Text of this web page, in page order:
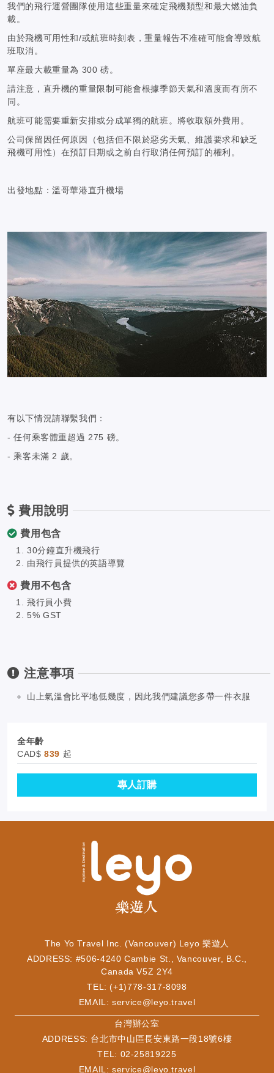
我們的飛行運營團隊使用這些重量來確定飛機類型和最大燃油負
載。
由於飛機可用性和/或航班時刻表，重量報告不准確可能會導致航
班取消。
單座最大載重量為 300 磅。
請注意，直升機的重量限制可能會根據季節天氣和溫度而有所不
同。
航班可能需要重新安排或分成單獨的航班。將收取額外費用。
公司保留因任何原因（包括但不限於惡劣天氣、維護要求和缺乏
飛機可用性）在預訂日期或之前自行取消任何預訂的權利。
出發地點：溫哥華港直升機場
有以下情況請聯繫我們：
- 任何乘客體重超過 275 磅。
- 乘客未滿 2 歲。
費用說明
費用包含
30分鐘直升機飛行
由飛行員提供的英語導覽
費用不包含
飛行員小費
5% GST
注意事項
山上氣溫會比平地低幾度，因此我們建議您多帶一件衣服
全年齡
CAD$ 839 起
專人訂購
The Yo Travel Inc. (Vancouver) Leyo 樂遊人
ADDRESS: #506-4240 Cambie St., Vancouver, B.C.,
Canada V5Z 2Y4
TEL: (+1)778-317-8098
EMAIL:service@leyo.travel
​台灣辦公室
ADDRESS: 台北市中山區長安東路一段18號6樓
TEL: 02-25819225
EMAIL:service@leyo.travel